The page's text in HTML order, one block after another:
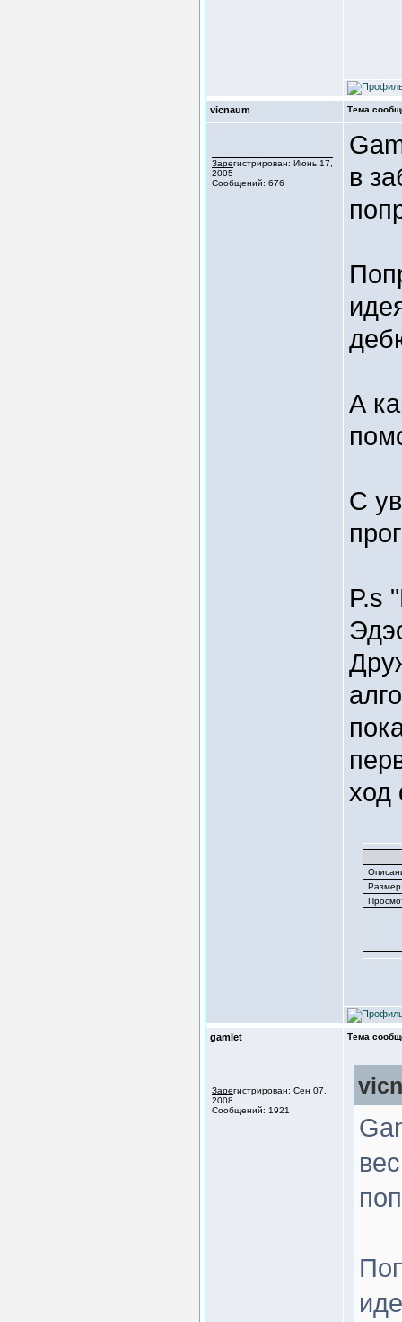
vicnaum Тема
Зарегистрирован: Июнь 17,
2005
Сообщений: 676
в
А
С
P.s
ход
gamlet Тема
Зарегистрирован: Сен 07,
2008
Сообщений: 1921